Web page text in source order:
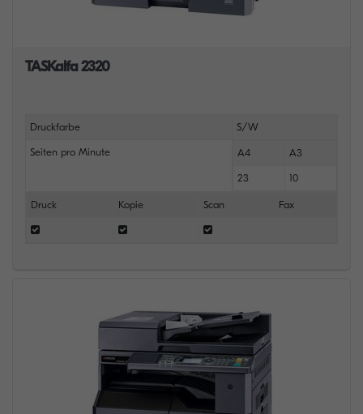
TASKalfa 2320
Druckfarbe S/W
Seiten pro Minute A4 A3
23 10
Druck Kopie Scan Fax